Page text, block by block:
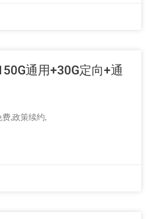
通用+30G定向+通
,政策续约,